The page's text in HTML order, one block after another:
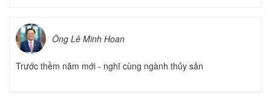
Ông Lê Minh Hoan
Trước thềm năm mới - nghĩ cùng ngành thủy sản